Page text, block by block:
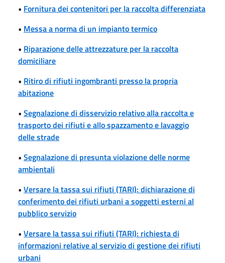
• Fornitura dei contenitori per la raccolta differenziata
• Messa a norma di un impianto termico
• Riparazione delle attrezzature per la raccolta
domiciliare
• Ritiro di rifiuti ingombranti presso la propria
abitazione
• Segnalazione di disservizio relativo alla raccolta e
trasporto dei rifiuti e allo spazzamento e lavaggio
delle strade
• Segnalazione di presunta violazione delle norme
ambientali
• Versare la tassa sui rifiuti (TARI): dichiarazione di
conferimento dei rifiuti urbani a soggetti esterni al
pubblico servizio
• Versare la tassa sui rifiuti (TARI): richiesta di
informazioni relative al servizio di gestione dei rifiuti
urbani